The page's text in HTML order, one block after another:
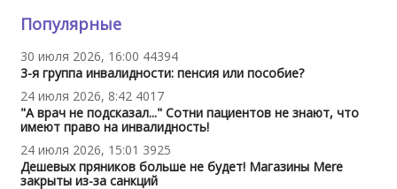
Популярные
30 июля 2026, 16:00 44394
3-я группа инвалидности: пенсия или пособие?
24 июля 2026, 8:42 4017
"А врач не подсказал..." Сотни пациентов не знают, что
имеют право на инвалидность!
24 июля 2026, 15:01 3925
Дешевых пряников больше не будет! Магазины Mere
закрыты из-за санкций